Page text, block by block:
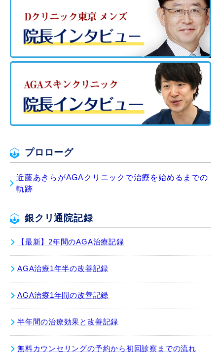
プロローグ
近藤あきらがAGAクリニックで治療を始めるまでの
軌跡
銀クリ通院記録
【最新】2年間のAGA治療記録
AGA治療1年半の改善記録
AGA治療1年間の改善記録
半年間の治療効果と改善記録
無料カウンセリングの予約から初回診察までの流れ